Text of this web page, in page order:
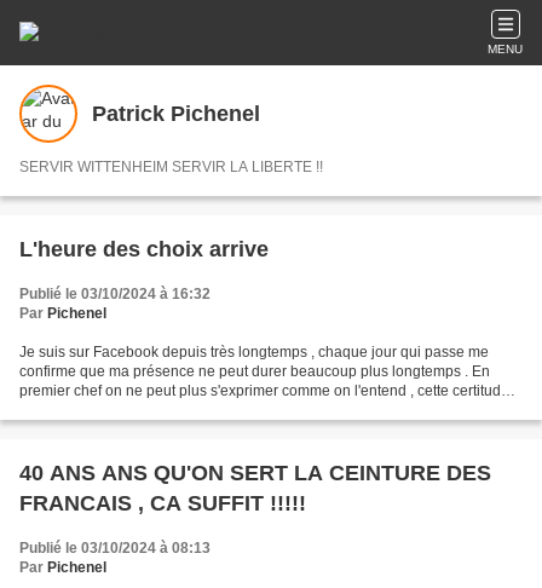
MENU
Patrick Pichenel
SERVIR WITTENHEIM SERVIR LA LIBERTE !!
L'heure des choix arrive
Publié le 03/10/2024 à 16:32
Par Pichenel
Je suis sur Facebook depuis très longtemps , chaque jour qui passe me
confirme que ma présence ne peut durer beaucoup plus longtemps . En
premier chef on ne peut plus s'exprimer comme on l'entend , cette certitude
40 ANS ANS QU'ON SERT LA CEINTURE DES
FRANCAIS , CA SUFFIT !!!!!
Publié le 03/10/2024 à 08:13
Par Pichenel